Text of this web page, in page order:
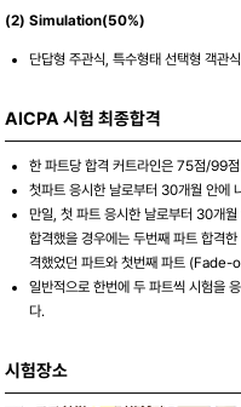
(2) Simulation(50%)
단답형 주관식, 특수형태 선택형 객관식
AICPA 시험 최종합격
한 파트당 합격 커트라인은 75점/99
첫파트 응시한 날로부터 30개월 안에
만일, 첫 파트 응시한 날로부터 30개
합격했을 경우에는 두번째 파트 합격
격했었던 파트와 첫번째 파트 (Fade-
일반적으로 한번에 두 파트씩 시험을
다.
시험장소